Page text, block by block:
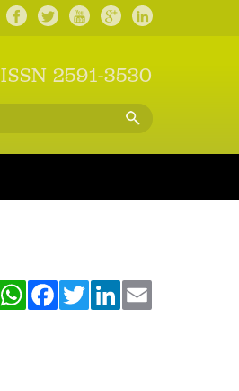
ISSN 2591-3530
WhatsAppFacebookTwitterLinkedIn